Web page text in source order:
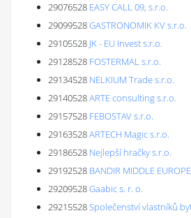
29076528 EASY CALL 09, s.r.o.
29099528GASTRONOMIK KV s.r.o.
29105528 JK - EU Invest s.r.o.
29128528 FOSTERMAL s.r.o.
29134528 NELKIUM Trade s.r.o.
29140528ARTE consulting s.r.o.
29157528 FEBOSTAV s.r.o.
29163528ARTECH Magic s.r.o.
29186528 Nejlepší hračky s.r.o.
29192528 BANDIR MIDDLE
29209528Gaabic s. r. o.
29215528Společenství vlastníků